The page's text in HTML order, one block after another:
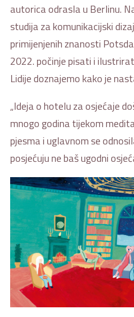
autorica odrasla u Berlinu.
studija za komunikacijski
primijenjenih znanosti
2022. počinje pisati i
Lidije doznajemo kako je
„Ideja o hotelu za osjećaje
mnogo godina tijekom
pjesma i uglavnom se
posjećuju ne baš ugodni